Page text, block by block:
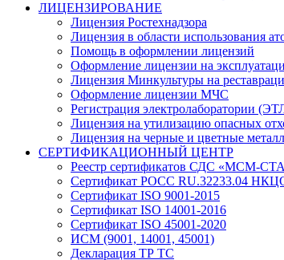
ЛИЦЕНЗИРОВАНИЕ
Лицензия Ростехнадзора
Лицензия в области использования
Помощь в оформлении лицензий
Оформление лицензии на
Лицензия Минкультуры на
Оформление лицензии МЧС
Регистрация электролаборатории
Лицензия на утилизацию опасных
Лицензия на черные и цветные
СЕРТИФИКАЦИОННЫЙ ЦЕНТР
Реестр сертификатов СДС «МСМ-
Сертификат РОСС RU.32233.04
Сертификат ISO 9001-2015
Сертификат ISO 14001-2016
Сертификат ISO 45001-2020
ИСМ (9001, 14001, 45001)
Декларация ТР ТС